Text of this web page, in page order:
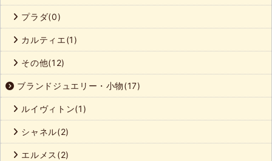
プラダ(0)
カルティエ(1)
その他(12)
ブランドジュエリー・小物(17)
ルイヴィトン(1)
シャネル(2)
エルメス(2)